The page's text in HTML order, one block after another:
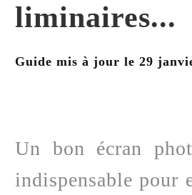
liminaires...
Guide mis à jour le 29
Un bon écran
indispensable pour